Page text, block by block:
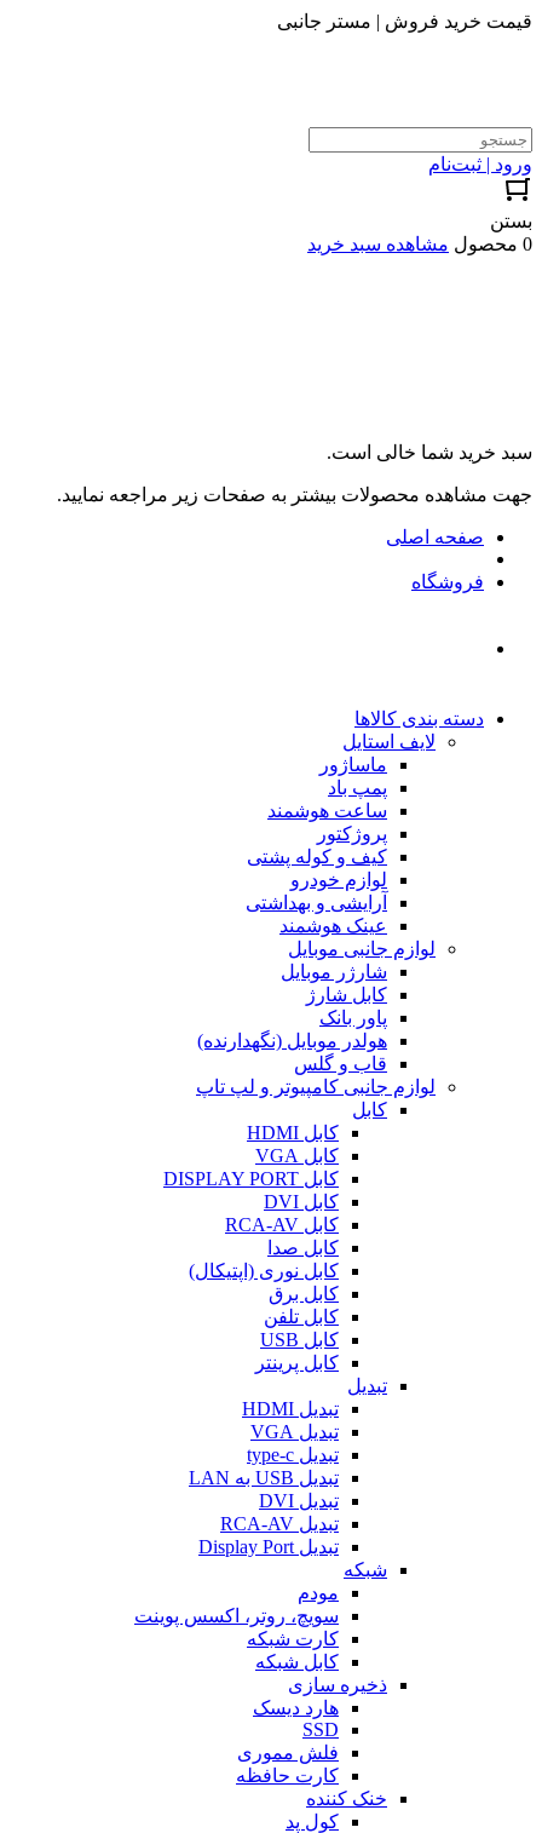
قیمت خرید فروش | مستر جانبی
ورود | ثبت‌نام
بستن
0 محصول
مشاهده سبد خرید
سبد خرید شما خالی است.
جهت مشاهده محصولات بیشتر به صفحات زیر مراجعه نمایید.
صفحه اصلی
فروشگاه
دسته بندی کالاها
لایف استایل
ماساژور
پمپ باد
ساعت هوشمند
پروژکتور
کیف و کوله پشتی
لوازم خودرو
آرایشی و بهداشتی
عینک هوشمند
لوازم جانبی موبایل
شارژر موبایل
کابل شارژ
پاور بانک
هولدر موبایل (نگهدارنده)
قاب و گلس
لوازم جانبی کامپیوتر و لپ تاپ
کابل
کابل HDMI
کابل VGA
کابل DISPLAY PORT
کابل DVI
کابل RCA-AV
کابل صدا
کابل نوری (اپتیکال)
کابل برق
کابل تلفن
کابل USB
کابل پرینتر
تبدیل
تبدیل HDMI
تبدیل VGA
تبدیل type-c
تبدیل USB به LAN
تبدیل DVI
تبدیل RCA-AV
تبدیل Display Port
شبکه
مودم
سویچ، روتر، اکسس پوینت
کارت شبکه
کابل شبکه
ذخیره سازی
هارد دیسک
SSD
فلش مموری
کارت حافظه
خنک کننده
کول پد